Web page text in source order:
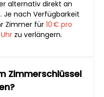
alternativ direkt an
Je nach Verfügbarkeit
Zimmer für 10 € pro
zu verlängern.
Zimmerschlüssel